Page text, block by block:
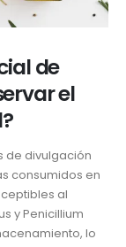
de
el
de divulgación
consumidos en
al
y Penicillium
lo